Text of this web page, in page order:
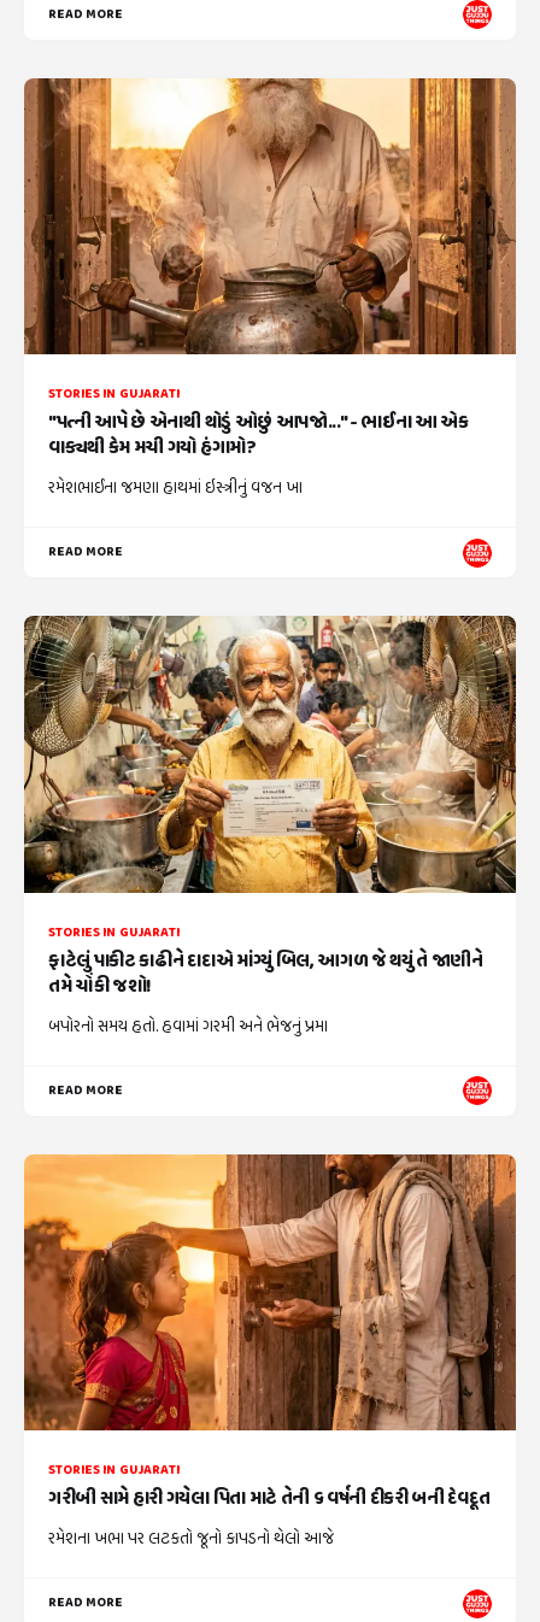
READ MORE
STORIES IN GUJARATI
"પત્ની આપે છે એનાથી થોડું ઓછું આપજો..." - ભાઈના આ એક
વાક્યથી કેમ મચી ગયો હંગામો?
રમેશભાઈના જમણા હાથમાં ઇસ્ત્રીનું વજન ખા
READ MORE
STORIES IN GUJARATI
ફાટેલું પાકીટ કાઢીને દાદાએ માંગ્યું બિલ, આગળ જે થયું તે જાણીને
તમે ચોંકી જશો!
બપોરનો સમય હતો. હવામાં ગરમી અને ભેજનું પ્રમા
READ MORE
STORIES IN GUJARATI
ગરીબી સામે હારી ગયેલા પિતા માટે તેની ૬ વર્ષની દીકરી બની દેવદૂત
રમેશના ખભા પર લટકતો જૂનો કાપડનો થેલો આજે
READ MORE